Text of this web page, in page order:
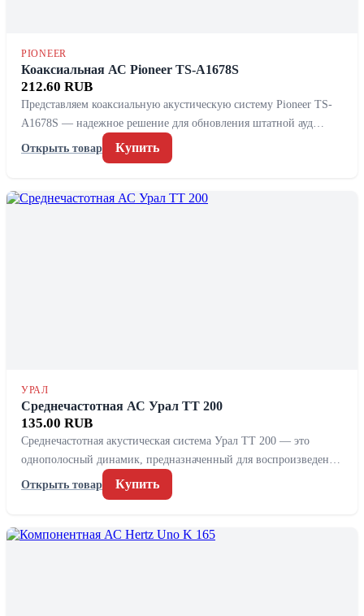
PIONEER
Коаксиальная АС Pioneer TS-A1678S
212.60 RUB
Представляем коаксиальную акустическую систему Pioneer TS-
A1678S — надежное решение для обновления штатной ауд…
Открыть товар
Купить
УРАЛ
Среднечастотная АС Урал TT 200
135.00 RUB
Среднечастотная акустическая система Урал TT 200 — это
однополосный динамик, предназначенный для воспроизведен…
Открыть товар
Купить